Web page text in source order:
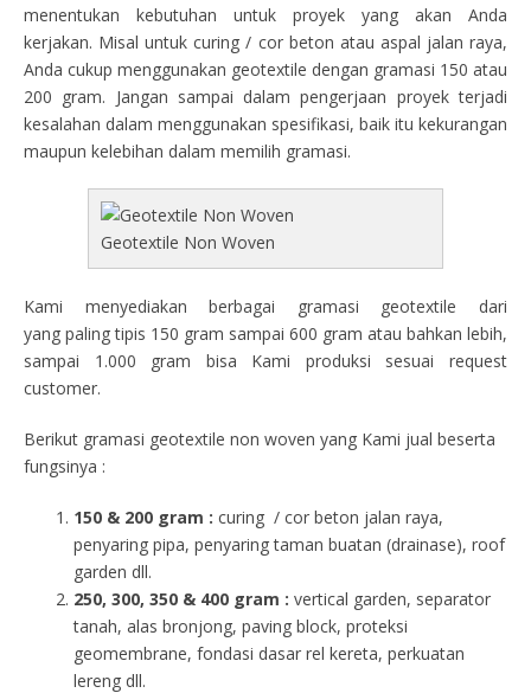
menentukan kebutuhan untuk proyek yang akan Anda
kerjakan. Misal untuk curing / cor beton atau aspal jalan raya,
Anda cukup menggunakan geotextile dengan gramasi 150 atau
200 gram. Jangan sampai dalam pengerjaan proyek terjadi
kesalahan dalam menggunakan spesifikasi, baik itu kekurangan
maupun kelebihan dalam memilih gramasi.
Geotextile Non Woven
Kami menyediakan berbagai gramasi geotextile dari
yang paling tipis 150 gram sampai 600 gram atau bahkan lebih,
sampai 1.000 gram bisa Kami produksi sesuai request
customer.
Berikut gramasi geotextile non woven yang Kami jual beserta
fungsinya :
150 & 200 gram : curing / cor beton jalan raya,
penyaring pipa, penyaring taman buatan (drainase), roof
garden dll.
250, 300, 350 & 400 gram : vertical garden, separator
tanah, alas bronjong, paving block, proteksi
geomembrane, fondasi dasar rel kereta, perkuatan
lereng dll.